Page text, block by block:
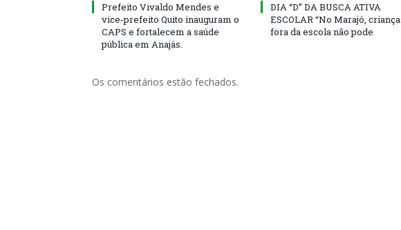
Prefeito Vivaldo Mendes e
vice-prefeito Quito inauguram o
CAPS e fortalecem a saúde
pública em Anajás.
DIA “D” DA BUSCA ATIVA
ESCOLAR “No Marajó, criança
fora da escola não pode
Os comentários estão fechados.